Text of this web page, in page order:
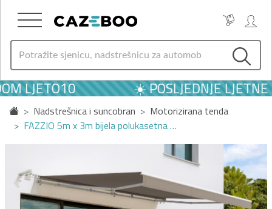
LJETO10 ☀️ POSLJEDNJE LJETNE
Nadstrešnica i suncobran
Motorizirana tenda
FAZZIO 5m x 3m bijela polukasetna …